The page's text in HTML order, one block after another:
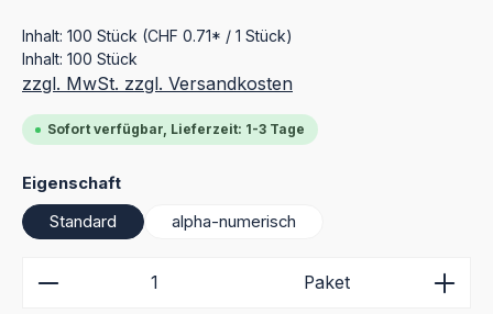
Inhalt: 100 Stück (CHF 0.71* / 1 Stück)
Inhalt: 100 Stück
zzgl. MwSt. zzgl. Versandkosten
Sofort verfügbar, Lieferzeit: 1-3 Tage
Eigenschaftauswählen
Standard
alpha-numerisch
Produkt Anzahl: Gib den gewünschten Wert ein
Paket